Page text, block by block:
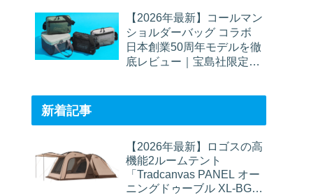
【2026年最新】コールマン
ショルダーバッグ コラボ
日本創業50周年モデルを徹
底レビュー｜宝島社限定バ
新着記事
【2026年最新】ロゴスの高
機能2ルームテント
「Tradcanvas PANEL オー
ニングドゥーブル XL-BG」